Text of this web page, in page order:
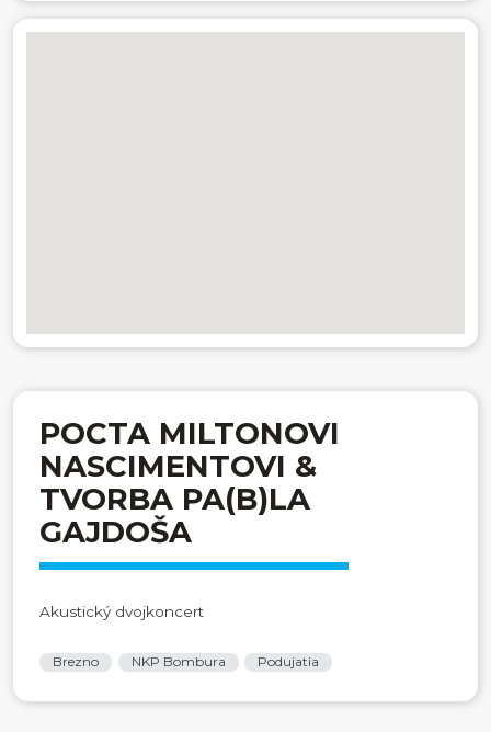
POCTA MILTONOVI
NASCIMENTOVI &
TVORBA PA(B)LA
GAJDOŠA
Akustický dvojkoncert
Brezno NKP Bombura Podujatia